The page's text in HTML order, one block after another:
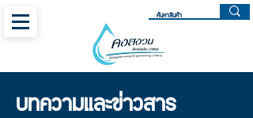
บทความและข่าวสาร